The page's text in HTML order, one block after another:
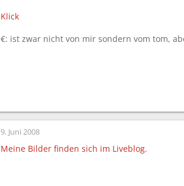
Klick
€: ist zwar nicht von mir sondern vom tom,
9. Juni 2008
Meine Bilder finden sich im Liveblog.